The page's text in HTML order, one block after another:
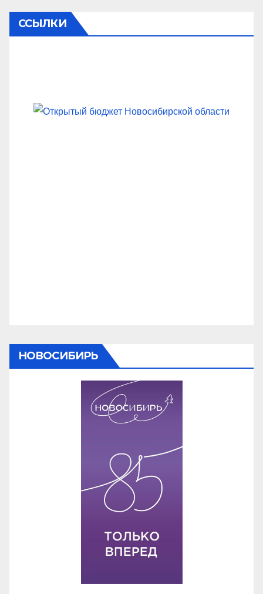
ССЫЛКИ
НОВОСИБИРЬ